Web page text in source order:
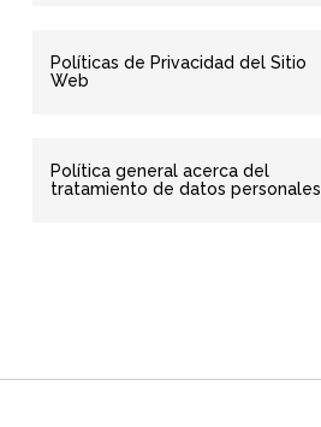
Políticas de Privacidad del Sitio
Web
Política general acerca del
tratamiento de datos personales